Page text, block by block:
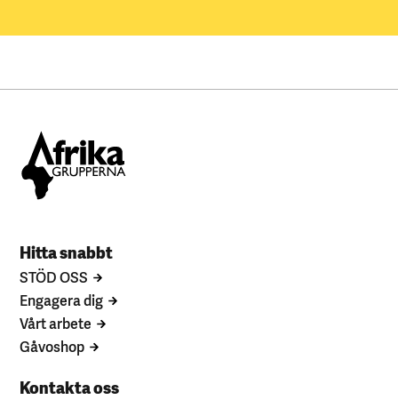
Hitta snabbt
STÖD OSS
Engagera dig
Vårt arbete
Gåvoshop
Kontakta oss